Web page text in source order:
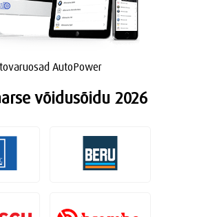
AutoPower
võidusõidu 2026